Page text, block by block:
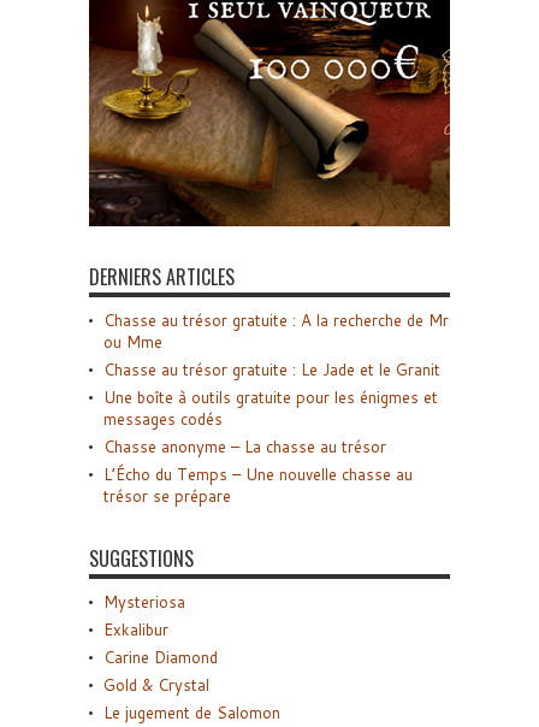
DERNIERS ARTICLES
Chasse au trésor gratuite : A la recherche de Mr
ou Mme
Chasse au trésor gratuite : Le Jade et le Granit
Une boîte à outils gratuite pour les énigmes et
messages codés
Chasse anonyme – La chasse au trésor
L’Écho du Temps – Une nouvelle chasse au
trésor se prépare
SUGGESTIONS
Mysteriosa
Exkalibur
Carine Diamond
Gold & Crystal
Le jugement de Salomon